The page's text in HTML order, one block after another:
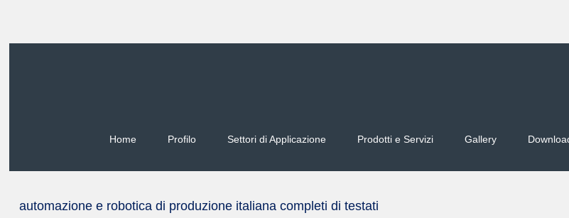
Home Profilo Settori di Applicazione Prodotti e Servizi Gallery
automazione e robotica di produzione italiana completi di testati